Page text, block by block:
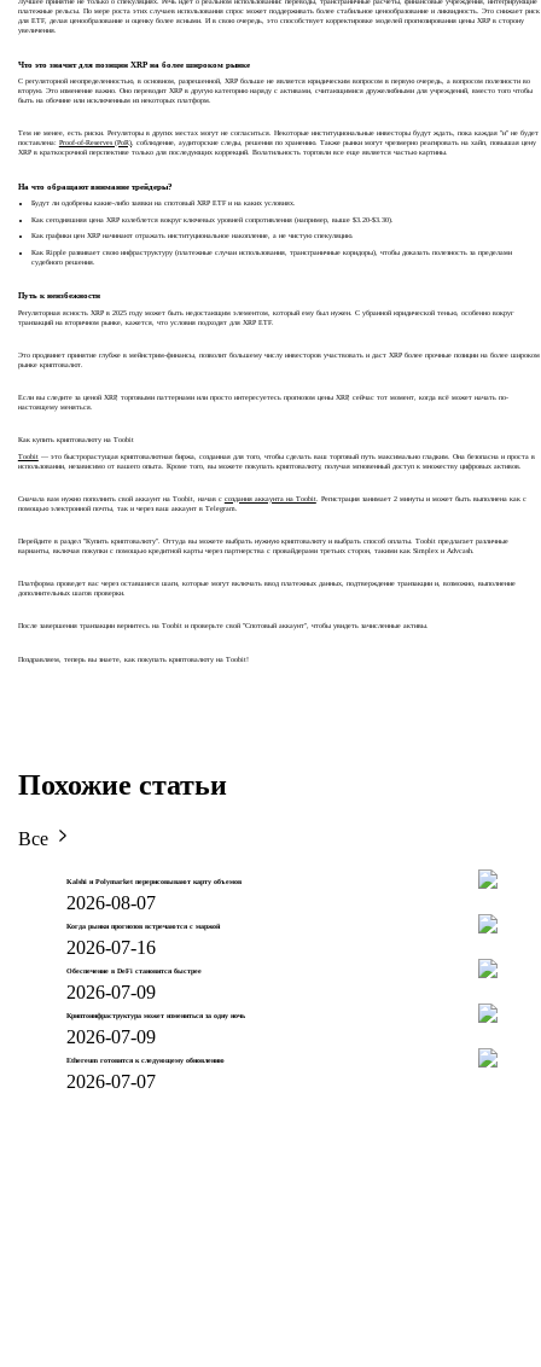
Лучшее принятие не только о спекуляциях. Речь идет о реальном использовании: переводы, трансграничные расчеты, финансовые учреждения, интегрирующие
платежные рельсы. По мере роста этих случаев использования спрос может поддерживать более стабильное ценообразование и ликвидность. Это снижает риск
для ETF, делая ценообразование и оценку более ясными. И в свою очередь, это способствует корректировке моделей прогнозирования цены XRP в сторону
увеличения.
Что это значит для позиции XRP на более широком рынке
С регуляторной неопределенностью, в основном, разрешенной, XRP больше не является юридическим вопросом в первую очередь, а вопросом полезности во
вторую. Это изменение важно. Оно переводит XRP в другую категорию наряду с активами, считающимися дружелюбными для учреждений, вместо того чтобы
быть на обочине или исключенным из некоторых платформ.
Тем не менее, есть риски. Регуляторы в других местах могут не согласиться. Некоторые институциональные инвесторы будут ждать, пока каждая "и" не будет
поставлена:
Proof-of-Reserves (PoR), соблюдение, аудиторские следы, решения по хранению. Также рынки могут чрезмерно реагировать на хайп, повышая цену
XRP в краткосрочной перспективе только для последующих коррекций. Волатильность торговли все еще является частью картины.
На что обращают внимание трейдеры?
Будут ли одобрены какие-либо заявки на спотовый XRP ETF и на каких условиях.
Как сегодняшняя цена XRP колеблется вокруг ключевых уровней сопротивления (например, выше $3.20-$3.30).
Как графики цен XRP начинают отражать институциональное накопление, а не чистую спекуляцию.
Как Ripple развивает свою инфраструктуру (платежные случаи использования, трансграничные коридоры), чтобы доказать полезность за пределами
судебного решения.
Путь к неизбежности
Регуляторная ясность XRP в 2025 году может быть недостающим элементом, который ему был нужен. С убранной юридической тенью, особенно вокруг
транзакций на вторичном рынке, кажется, что условия подходят для XRP ETF.
Это продвинет принятие глубже в мейнстрим-финансы, позволит большему числу инвесторов участвовать и даст XRP более прочные позиции на более широком
рынке криптовалют.
Если вы следите за ценой XRP, торговыми паттернами или просто интересуетесь прогнозом цены XRP, сейчас тот момент, когда всё может начать по-
настоящему меняться.
Как купить криптовалюту на Toobit
Toobit— это быстрорастущая криптовалютная биржа, созданная для того, чтобы сделать ваш торговый путь максимально гладким. Она безопасна и проста в
использовании, независимо от вашего опыта. Кроме того, вы можете покупать криптовалюту, получая мгновенный доступ к множеству цифровых активов.
Сначала вам нужно пополнить свой аккаунт на Toobit, начав с создания аккаунта на Toobit. Регистрация занимает 2 минуты и может быть выполнена как с
помощью электронной почты, так и через ваш аккаунт в Telegram.
Перейдите в раздел "Купить криптовалюту". Оттуда вы можете выбрать нужную криптовалюту и выбрать способ оплаты. Toobit предлагает различные
варианты, включая покупки с помощью кредитной карты через партнерства с провайдерами третьих сторон, такими как Simplex и Advcash.
Платформа проведет вас через оставшиеся шаги, которые могут включать ввод платежных данных, подтверждение транзакции и, возможно, выполнение
дополнительных шагов проверки.
После завершения транзакции вернитесь на Toobit и проверьте свой "Спотовый аккаунт", чтобы увидеть зачисленные активы.
Поздравляем, теперь вы знаете, как покупать криптовалюту на Toobit!
Похожие статьи
Все
Kalshi и Polymarket перерисовывают карту объемов
2026-08-07
Когда рынки прогнозов встречаются с маржой
2026-07-16
Обеспечение в DeFi становится быстрее
2026-07-09
Криптоинфраструктура может измениться за одну ночь
2026-07-09
Ethereum готовится к следующему обновлению
2026-07-07